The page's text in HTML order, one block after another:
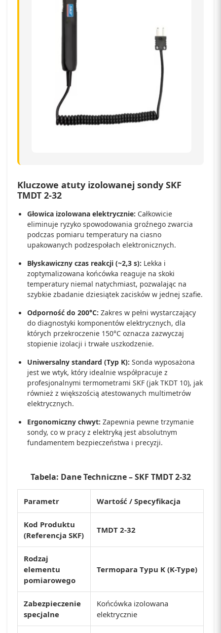
Kluczowe atuty izolowanej sondy SKF
TMDT 2-32
Głowica izolowana elektrycznie: Całkowicie
eliminuje ryzyko spowodowania groźnego zwarcia
podczas pomiaru temperatury na ciasno
upakowanych podzespołach elektronicznych.
Błyskawiczny czas reakcji (~2,3 s): Lekka i
zoptymalizowana końcówka reaguje na skoki
temperatury niemal natychmiast, pozwalając na
szybkie zbadanie dziesiątek zacisków w jednej szafie.
Odporność do 200°C: Zakres w pełni wystarczający
do diagnostyki komponentów elektrycznych, dla
których przekroczenie 150°C oznacza zazwyczaj
stopienie izolacji i trwałe uszkodzenie.
Uniwersalny standard (Typ K): Sonda wyposażona
jest we wtyk, który idealnie współpracuje z
profesjonalnymi termometrami SKF (jak TKDT 10), jak
również z większością atestowanych multimetrów
elektrycznych.
Ergonomiczny chwyt: Zapewnia pewne trzymanie
sondy, co w pracy z elektryką jest absolutnym
fundamentem bezpieczeństwa i precyzji.
Tabela: Dane Techniczne – SKF TMDT 2-32
Parametr Wartość / Specyfikacja
Kod Produktu
(Referencja SKF)
TMDT 2-32
Rodzaj
elementu
pomiarowego
Termopara Typu K (K-Type)
Zabezpieczenie
specjalne
Końcówka izolowana
elektrycznie